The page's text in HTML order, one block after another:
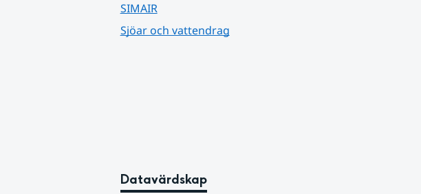
SIMAIR
Sjöar och vattendrag
Datavärdskap